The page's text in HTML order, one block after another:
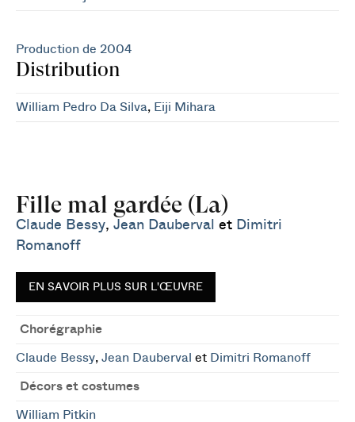
Production de 2004
Distribution
William Pedro Da Silva, Eiji Mihara
Fille mal gardée (La)
Claude Bessy, Jean Dauberval et Dimitri
Romanoff
EN SAVOIR PLUS SUR L'ŒUVRE
Chorégraphie
Claude Bessy, Jean Dauberval et Dimitri Romanoff
Décors et costumes
William Pitkin